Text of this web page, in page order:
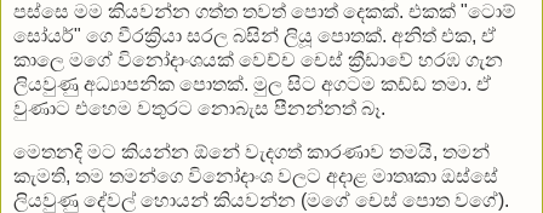
පස්සෙ මම කියවන්න ගත්ත තවත් පොත් දෙකක්. එකක් "ටොම්
සෝයර්" ගෙ වීරක්‍රියා සරල බසින් ලියූ පොතක්. අනිත් එක, ඒ
කාලෙ මගේ විනෝදාංශයක් වෙච්ච චෙස් ක්‍රීඩාවේ හරඹ ගැන
ලියවුණු අධ්‍යාපනික පොතක්. මුල සිට අගටම කඩ්ඩ තමා. ඒ
වුණාට එහෙම වතුරට නොබැස පීනන්නත් බෑ.
මෙතනදි මට කියන්න ඕනේ වැදගත් කාරණාව තමයි, තමන්
කැමති, තම තමන්ගෙ විනෝදාංශ වලට අදාළ මාතෘකා ඔස්සේ
ලියවුණු දේවල් හොයන් කියවන්න (මගේ චෙස් පොත වගේ).